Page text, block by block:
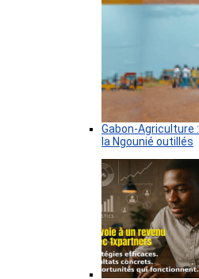
Gabon-Agriculture
la Ngounié outillés